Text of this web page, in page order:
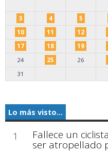
3
4 5
10
11 12
17
18 19
24
25 26
31
Lo más visto...
1 Fallece un
ser atropellado